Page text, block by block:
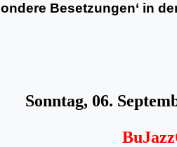
Besetzungen‘ in
Sonntag, 06.